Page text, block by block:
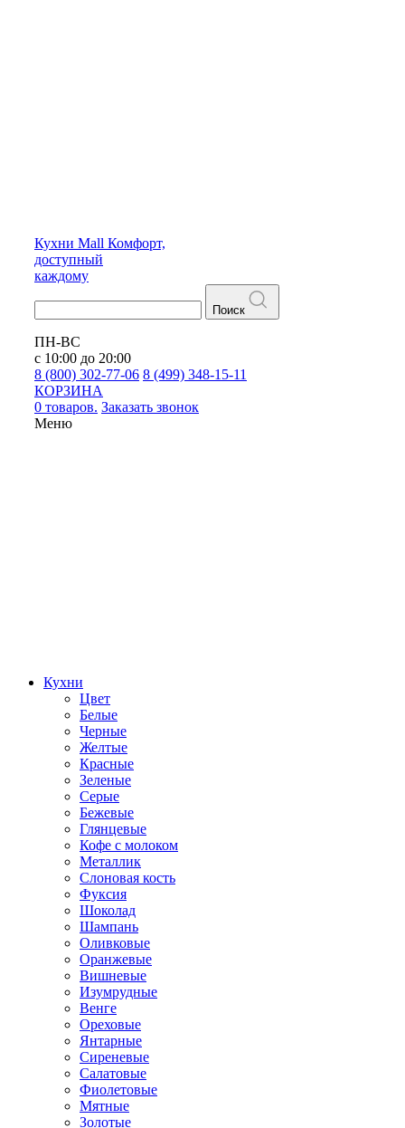
Кухни Mall Комфорт,
доступный
каждому
Поиск
ПН-ВС
с 10:00 до 20:00
8 (800) 302-77-06 8 (499) 348-15-11
КОРЗИНА
0 товаров. Заказать звонок
Меню
Кухни
Цвет
Белые
Черные
Желтые
Красные
Зеленые
Серые
Бежевые
Глянцевые
Кофе с молоком
Металлик
Слоновая кость
Фуксия
Шоколад
Шампань
Оливковые
Оранжевые
Вишневые
Изумрудные
Венге
Ореховые
Янтарные
Сиреневые
Салатовые
Фиолетовые
Мятные
Золотые